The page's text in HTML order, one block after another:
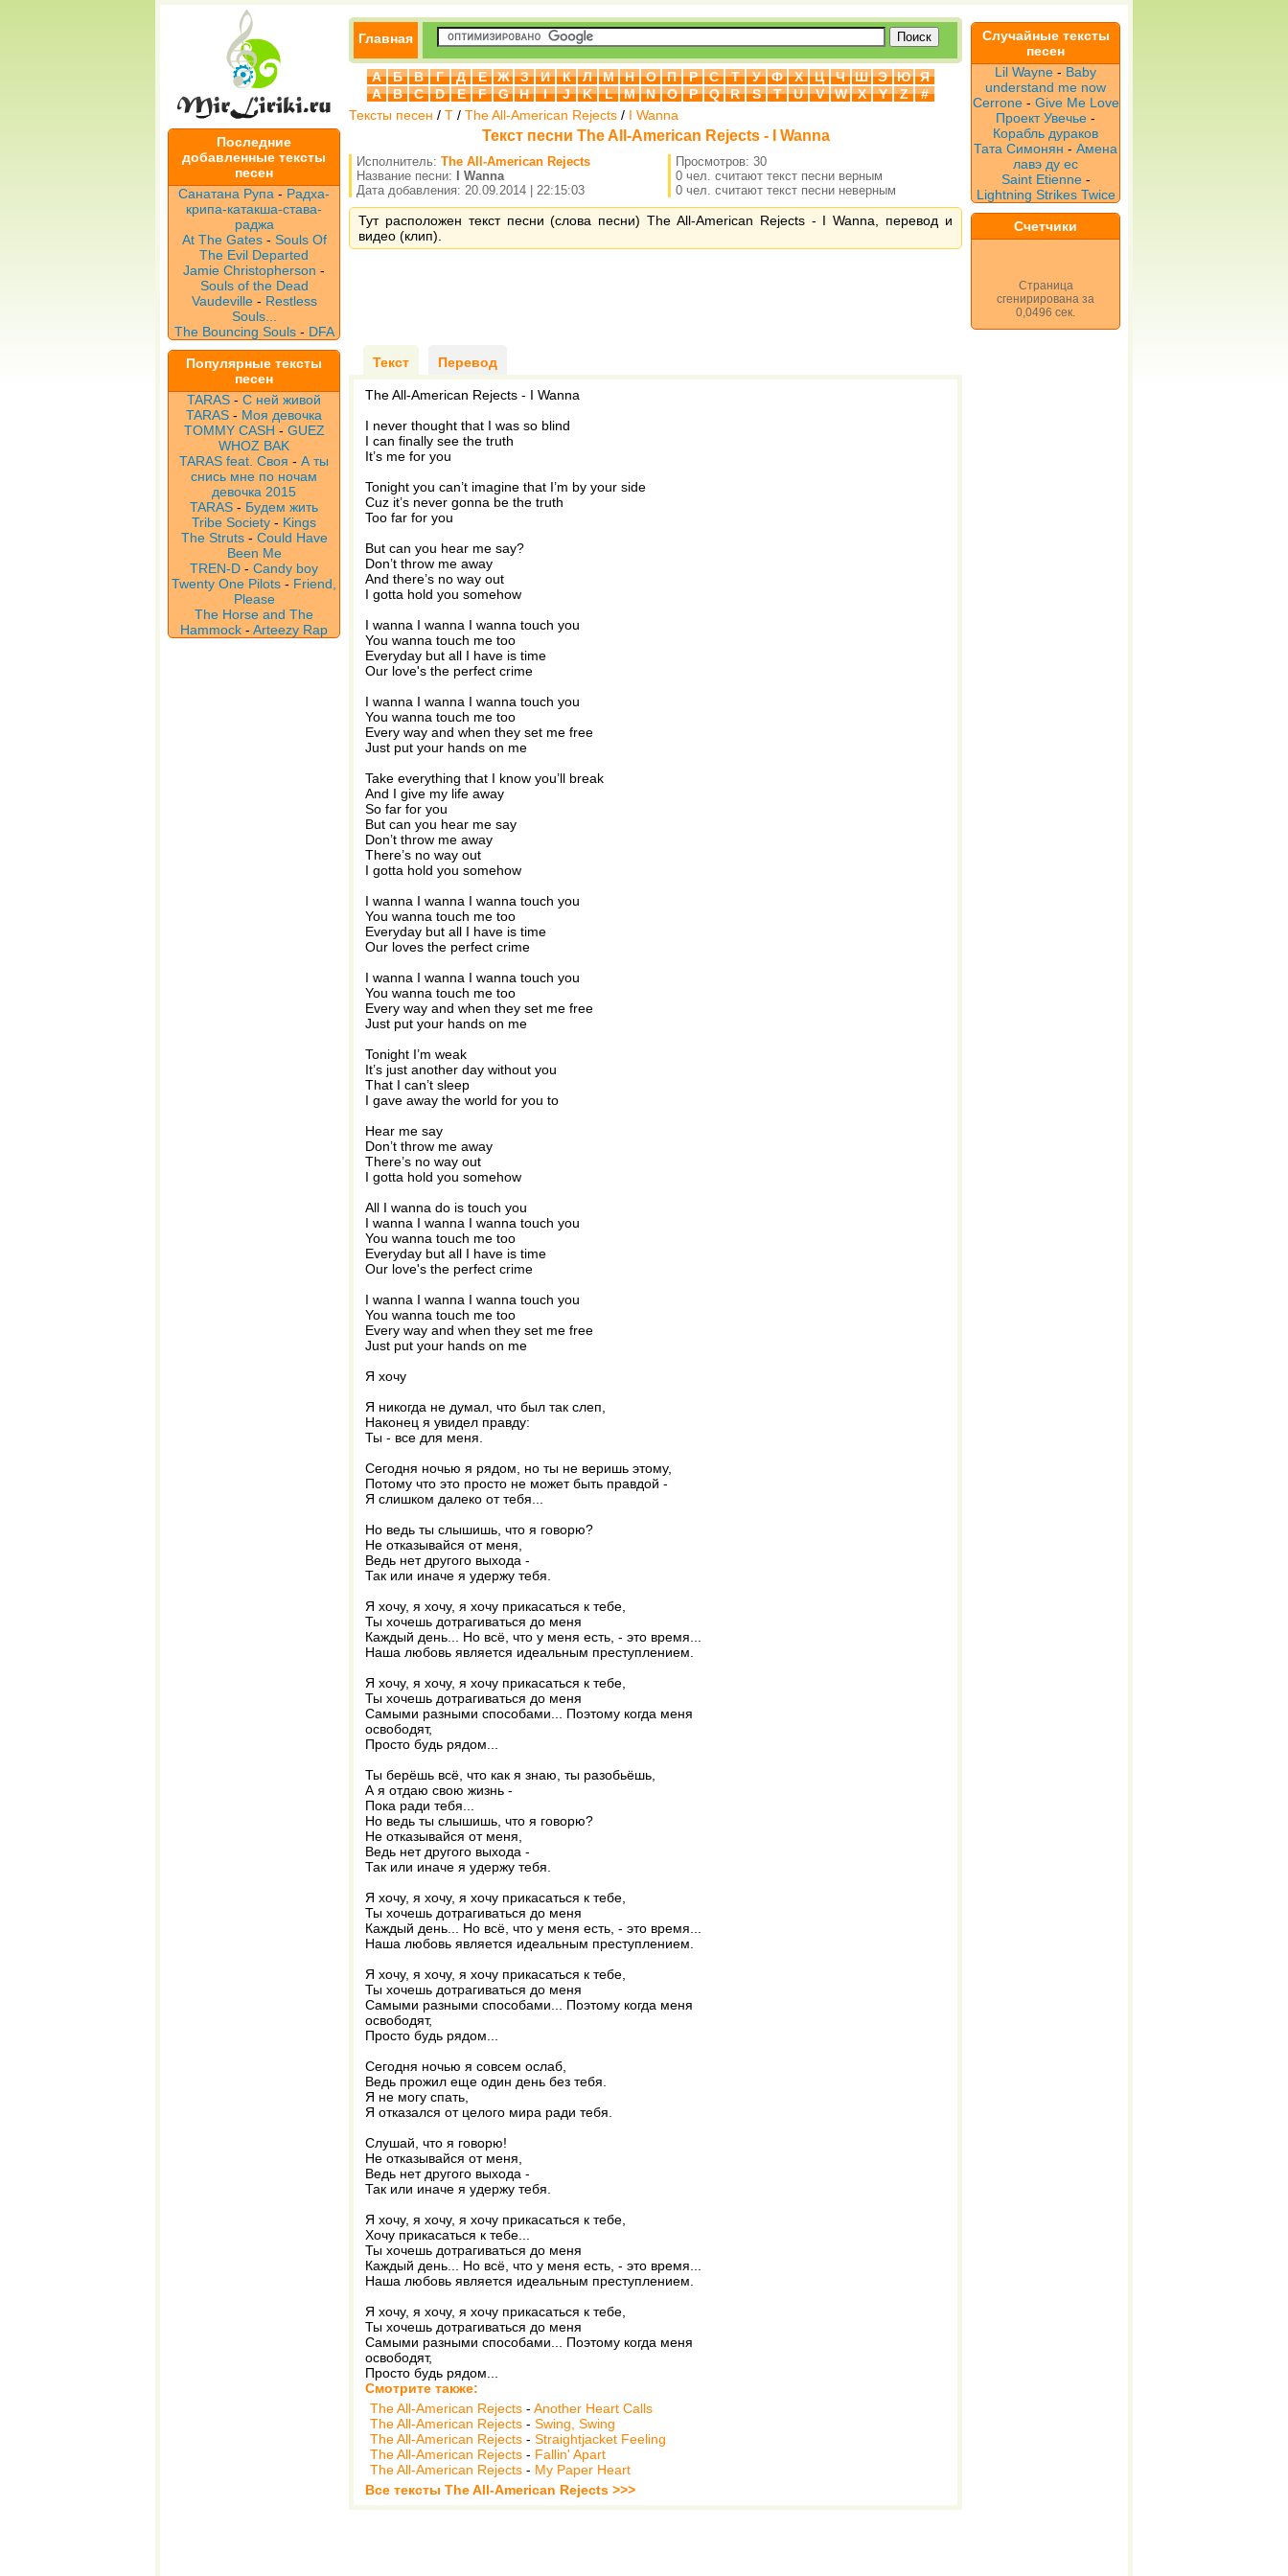
Последние
добавленные тексты
песен
Санатана Рупа - Радха-
крипа-катакша-става-
раджа
At The Gates- Souls Of
The Evil Departed
Jamie Christopherson -
Souls of the Dead
Vaudeville - Restless
Souls...
The Bouncing Souls- DFA
Популярные тексты
песен
TARAS - С ней живой
TARAS - Моя девочка
TOMMY CASH - GUEZ
WHOZ BAK
TARAS feat. Своя - А ты
снись мне по ночам
девочка 2015
TARAS - Будем жить
Tribe Society - Kings
The Struts- Could Have
Been Me
TREN-D - Candy boy
Twenty One Pilots - Friend,
Please
The Horse and The
Hammock - Arteezy Rap
Главная
А Б В Г Д Е Ж З И К Л М Н О П Р С Т У Ф Х Ц Ч Ш Э Ю
Я
A
B C D E F G H I J K L M N O P Q R S T U V W X Y Z
#
Тексты песен / T / The All-American Rejects / I Wanna
Текст песни The All-American Rejects - I Wanna
Исполнитель: The All-American Rejects
Название песни:
I Wanna
Дата добавления: 20.09.2014 | 22:15:03
Просмотров: 30
0 чел. считают текст песни верным
0 чел. считают текст песни неверным
Тут расположен текст песни (слова песни) The All-American Rejects - I Wanna, перевод и
видео (клип).
Текст Перевод
The All-American Rejects - I Wanna
I never thought that I was so blind
I can finally see the truth
It’s me for you
Tonight you can’t imagine that I’m by your side
Cuz it’s never gonna be the truth
Too far for you
But can you hear me say?
Don’t throw me away
And there’s no way out
I gotta hold you somehow
I wanna I wanna I wanna touch you
You wanna touch me too
Everyday but all I have is time
Our love's the perfect crime
I wanna I wanna I wanna touch you
You wanna touch me too
Every way and when they set me free
Just put your hands on me
Take everything that I know you’ll break
And I give my life away
So far for you
But can you hear me say
Don’t throw me away
There’s no way out
I gotta hold you somehow
I wanna I wanna I wanna touch you
You wanna touch me too
Everyday but all I have is time
Our loves the perfect crime
I wanna I wanna I wanna touch you
You wanna touch me too
Every way and when they set me free
Just put your hands on me
Tonight I’m weak
It’s just another day without you
That I can’t sleep
I gave away the world for you to
Hear me say
Don’t throw me away
There’s no way out
I gotta hold you somehow
All I wanna do is touch you
I wanna I wanna I wanna touch you
You wanna touch me too
Everyday but all I have is time
Our love's the perfect crime
I wanna I wanna I wanna touch you
You wanna touch me too
Every way and when they set me free
Just put your hands on me
Я хочу
Я никогда не думал, что был так слеп,
Наконец я увидел правду:
Ты - все для меня.
Сегодня ночью я рядом, но ты не веришь этому,
Потому что это просто не может быть правдой -
Я слишком далеко от тебя...
Но ведь ты слышишь, что я говорю?
Не отказывайся от меня,
Ведь нет другого выхода -
Так или иначе я удержу тебя.
Я хочу, я хочу, я хочу прикасаться к тебе,
Ты хочешь дотрагиваться до меня
Каждый день... Но всё, что у меня есть, - это время...
Наша любовь является идеальным преступлением.
Я хочу, я хочу, я хочу прикасаться к тебе,
Ты хочешь дотрагиваться до меня
Самыми разными способами... Поэтому когда меня
освободят,
Просто будь рядом...
Ты берёшь всё, что как я знаю, ты разобьёшь,
А я отдаю свою жизнь -
Пока ради тебя...
Но ведь ты слышишь, что я говорю?
Не отказывайся от меня,
Ведь нет другого выхода -
Так или иначе я удержу тебя.
Я хочу, я хочу, я хочу прикасаться к тебе,
Ты хочешь дотрагиваться до меня
Каждый день... Но всё, что у меня есть, - это время...
Наша любовь является идеальным преступлением.
Я хочу, я хочу, я хочу прикасаться к тебе,
Ты хочешь дотрагиваться до меня
Самыми разными способами... Поэтому когда меня
освободят,
Просто будь рядом...
Сегодня ночью я совсем ослаб,
Ведь прожил еще один день без тебя.
Я не могу спать,
Я отказался от целого мира ради тебя.
Слушай, что я говорю!
Не отказывайся от меня,
Ведь нет другого выхода -
Так или иначе я удержу тебя.
Я хочу, я хочу, я хочу прикасаться к тебе,
Хочу прикасаться к тебе...
Ты хочешь дотрагиваться до меня
Каждый день... Но всё, что у меня есть, - это время...
Наша любовь является идеальным преступлением.
Я хочу, я хочу, я хочу прикасаться к тебе,
Ты хочешь дотрагиваться до меня
Самыми разными способами... Поэтому когда меня
освободят,
Просто будь рядом...
Смотрите также:
The All-American Rejects - Another Heart Calls
The All-American Rejects - Swing, Swing
The All-American Rejects - Straightjacket Feeling
The All-American Rejects - Fallin' Apart
The All-American Rejects - My Paper Heart
Все тексты The All-American Rejects >>>
Случайные тексты
песен
Lil Wayne - Baby
understand me now
Cerrone- Give Me Love
Проект Увечье -
Корабль дураков
Тата Симонян - Амена
лавэ ду ес
Saint Etienne-
Lightning Strikes Twice
Счетчики
Страница
сгенирирована за
0,0496 сек.